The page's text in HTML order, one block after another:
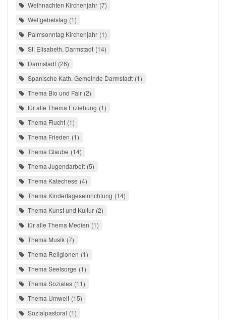
Weihnachten Kirchenjahr 7
Weltgebetstag 1
Palmsonntag Kirchenjahr 1
St. Elisabeth, Darmstadt 14
Darmstadt 26
Spanische Kath. Gemeinde Darmstadt 1
Thema Bio und Fair 2
für alle Thema Erziehung 1
Thema Flucht 1
Thema Frieden 1
Thema Glaube 14
Thema Jugendarbeit 5
Thema Katechese 4
Thema Kindertageseinrichtung 14
Thema Kunst und Kultur 2
für alle Thema Medien 1
Thema Musik 7
Thema Religionen 1
Thema Seelsorge 1
Thema Soziales 11
Thema Umwelt 15
Sozialpastoral 1